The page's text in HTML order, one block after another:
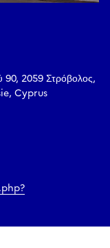
90, 2059 Στρόβολος,
Cyprus